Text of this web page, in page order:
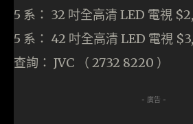
5 系： 32 吋全高清 LED 電視
5 系： 42 吋全高清 LED 電視
查詢： JVC （ 2732 8220 ）
- 廣告 -